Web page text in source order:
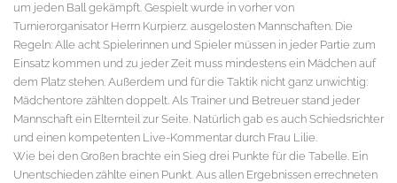
um jeden Ball gekämpft. Gespielt wurde in vorher von
Turnierorganisator Herrn Kurpierz. ausgelosten Mannschaften. Die
Regeln: Alle acht Spielerinnen und Spieler müssen in jeder Partie zum
Einsatz kommen und zu jeder Zeit muss mindestens ein Mädchen auf
dem Platz stehen. Außerdem und für die Taktik nicht ganz unwichtig:
Mädchentore zählten doppelt. Als Trainer und Betreuer stand jeder
Mannschaft ein Elternteil zur Seite. Natürlich gab es auch Schiedsrichter
und einen kompetenten Live-Kommentar durch Frau Lilie.
Wie bei den Großen brachte ein Sieg drei Punkte für die Tabelle. Ein
Unentschieden zählte einen Punkt. Aus allen Ergebnissen errechneten